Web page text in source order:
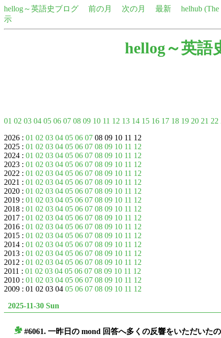
hellog～英語史ブログ 前の月 次の月 最新
helhub
示
hellog～英語
01 02 03 04 05 06 07 08 09 10 11 12 13 14 15 16 17 18 19 20 21 22
2026 : 01 02 03 04 05 06 07 08 09 10 11 12
2025 : 01 02 03 04 05 06 07 08 09 10 11 12
2024 : 01 02 03 04 05 06 07 08 09 10 11 12
2023 : 01 02 03 04 05 06 07 08 09 10 11 12
2022 : 01 02 03 04 05 06 07 08 09 10 11 12
2021 : 01 02 03 04 05 06 07 08 09 10 11 12
2020 : 01 02 03 04 05 06 07 08 09 10 11 12
2019 : 01 02 03 04 05 06 07 08 09 10 11 12
2018 : 01 02 03 04 05 06 07 08 09 10 11 12
2017 : 01 02 03 04 05 06 07 08 09 10 11 12
2016 : 01 02 03 04 05 06 07 08 09 10 11 12
2015 : 01 02 03 04 05 06 07 08 09 10 11 12
2014 : 01 02 03 04 05 06 07 08 09 10 11 12
2013 : 01 02 03 04 05 06 07 08 09 10 11 12
2012 : 01 02 03 04 05 06 07 08 09 10 11 12
2011 : 01 02 03 04 05 06 07 08 09 10 11 12
2010 : 01 02 03 04 05 06 07 08 09 10 11 12
2009 : 01 02 03 04 05 06 07 08 09 10 11 12
2025-11-30 Sun
#6061. 一昨日の mond 回答へ多くの反響をいただいた